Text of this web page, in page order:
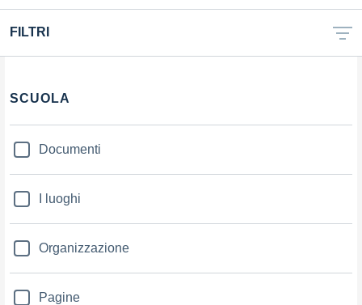
FILTRI
Filtri
SCUOLA
Documenti
I luoghi
Organizzazione
Pagine